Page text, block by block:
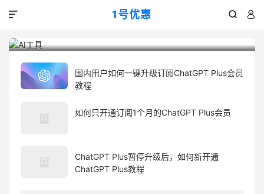
1号优惠  

国内用户如何一键升级订阅ChatGPT Plus会员
教程
如何只开通订阅1个月的ChatGPT Plus会员
ChatGPT Plus暂停升级后，如何新开通
ChatGPT Plus教程